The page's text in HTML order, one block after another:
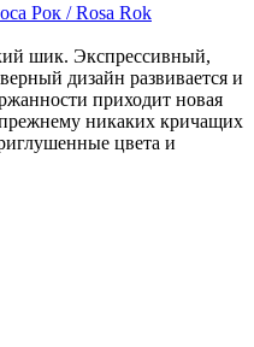
Рок / Rosa Rok
шик. Экспрессивный,
дизайн развивается и
приходит новая
никаких кричащих
цвета и